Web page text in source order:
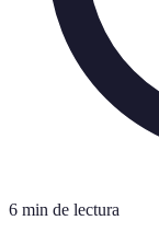
6 min de lectura